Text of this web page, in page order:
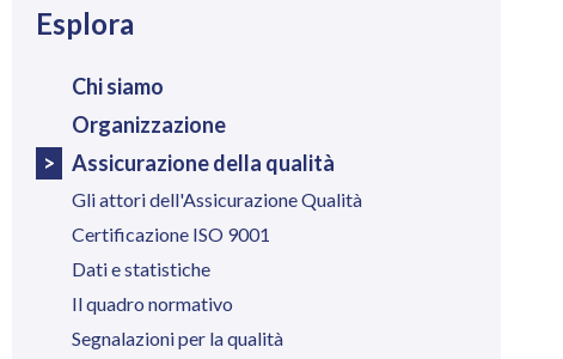
Esplora
Chi siamo
Organizzazione
Assicurazione della qualità
Gli attori dell'Assicurazione Qualità
Certificazione ISO 9001
Dati e statistiche
Il quadro normativo
Segnalazioni per la qualità